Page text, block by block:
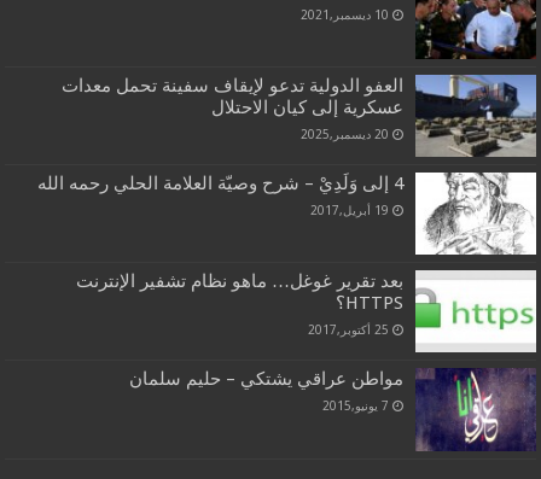
10 ديسمبر,2021
العفو الدولية تدعو لإيقاف سفينة تحمل معدات
عسكرية إلى كيان الاحتلال
20 ديسمبر,2025
4 إلى وَلَدِيْ – شرح وصيّة العلامة الحلي رحمه الله
19 أبريل,2017
بعد تقرير غوغل… ماهو نظام تشفير الإنترنت
HTTPS؟
25 أكتوبر,2017
مواطن عراقي يشتكي – حليم سلمان
7 يونيو,2015